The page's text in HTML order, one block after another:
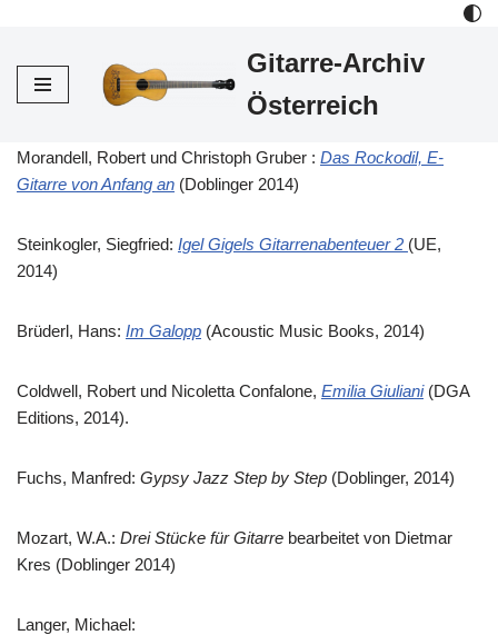
Inhalt
Gitarre-Archiv
Österreich
Morandell, Robert und Christoph Gruber : Das Rockodil, E-
Gitarre von Anfang an (Doblinger 2014)
Steinkogler, Siegfried: Igel Gigels Gitarrenabenteuer 2 (UE,
2014)
Brüderl, Hans: Im Galopp (Acoustic Music Books, 2014)
Coldwell, Robert und Nicoletta Confalone, Emilia Giuliani(DGA
Editions, 2014).
Fuchs, Manfred: Gypsy Jazz Step by Step (Doblinger, 2014)
Mozart, W.A.: Drei Stücke für Gitarre bearbeitet von Dietmar
Kres (Doblinger 2014)
Langer, Michael: